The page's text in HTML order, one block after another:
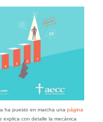
ha puesto en marcha una página
explica con detalle la mecánica